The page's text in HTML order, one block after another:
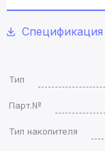
Спецификация
Тип
Парт.№
Тип накопителя